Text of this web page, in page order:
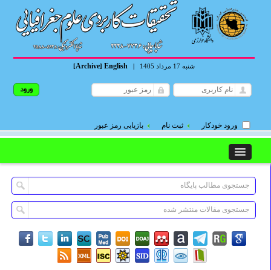
شنبه 17 مرداد 1405 |
English
[Archive]
ورود خودکار ثبت نام بازیابی رمز عبور